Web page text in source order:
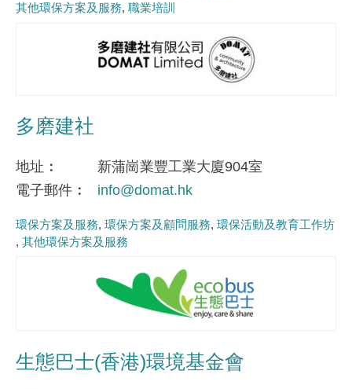
其他環保方案及服務 職業培訓
多磨建社
地址
新蒲崗業豐工業大廈904室
電子郵件
info@domat.hk
環保方案及服務 環保方案及顧問服務 環保活動及教育工作坊
其他環保方案及服務
生態巴士(香港)環境基金會